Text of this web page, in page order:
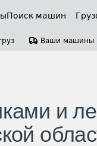
Поиск машин
Ваши машины
и